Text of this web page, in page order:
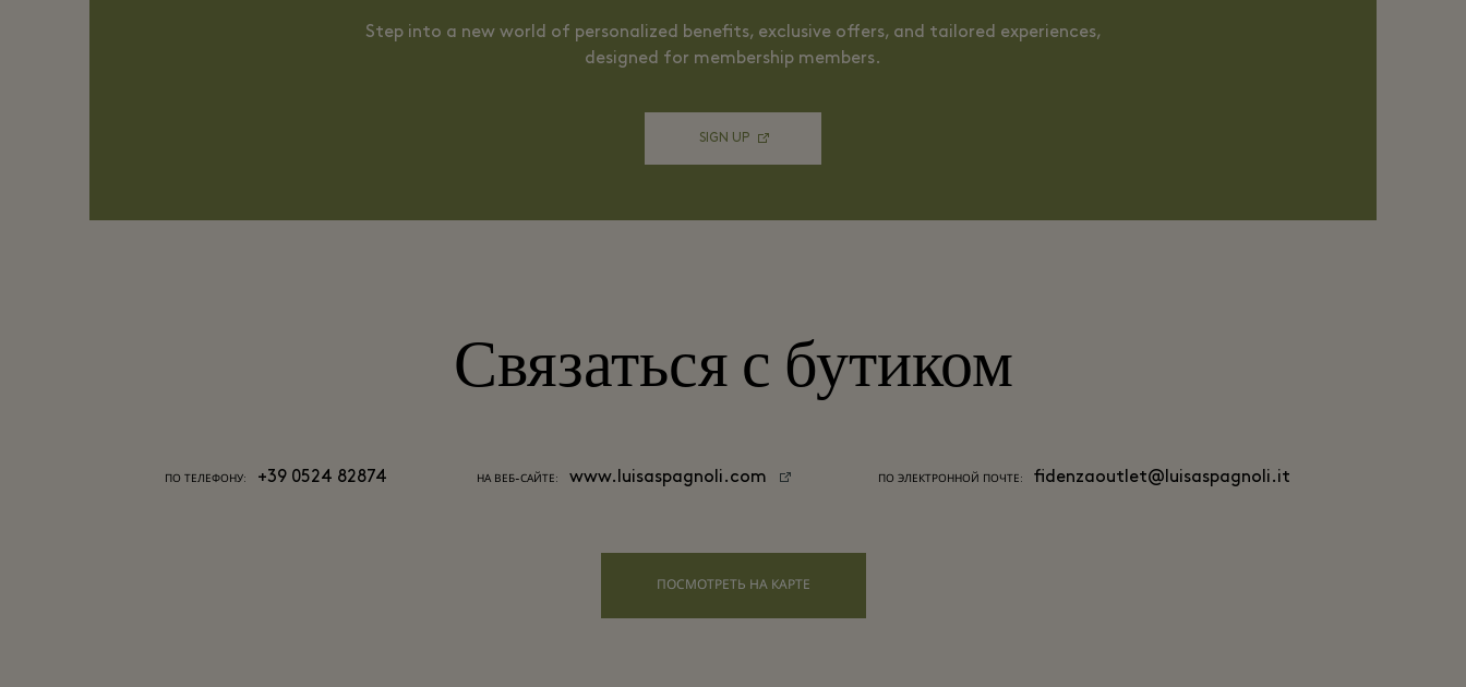
Step into a new world of personalized benefits, exclusive offers, and tailored experiences,
designed for membership members.
SIGN UP
Связаться с бутиком
ПО ТЕЛЕФОНУ: +39 0524 82874 НА ВЕБ-САЙТЕ: www.luisaspagnoli.com ПО ЭЛЕКТРОННОЙ ПОЧТЕ: fidenzaoutlet@luisaspagnoli.it
ПОСМОТРЕТЬ НА КАРТЕ